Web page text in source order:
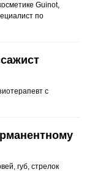
Guinot,
по
с
губ, стрелок